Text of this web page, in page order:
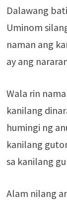
Dalawang
Uminom
naman ang
ay ang
Wala rin
kanilang
humingi ng
kanilang
sa kanilang
Alam nilang